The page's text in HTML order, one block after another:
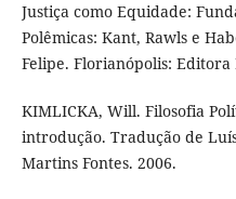
Justiça como Equidade:
Polêmicas: Kant, Rawls e
Felipe. Florianópolis: Editora
KIMLICKA, Will. Filosofia
introdução. Tradução de
Martins Fontes. 2006.